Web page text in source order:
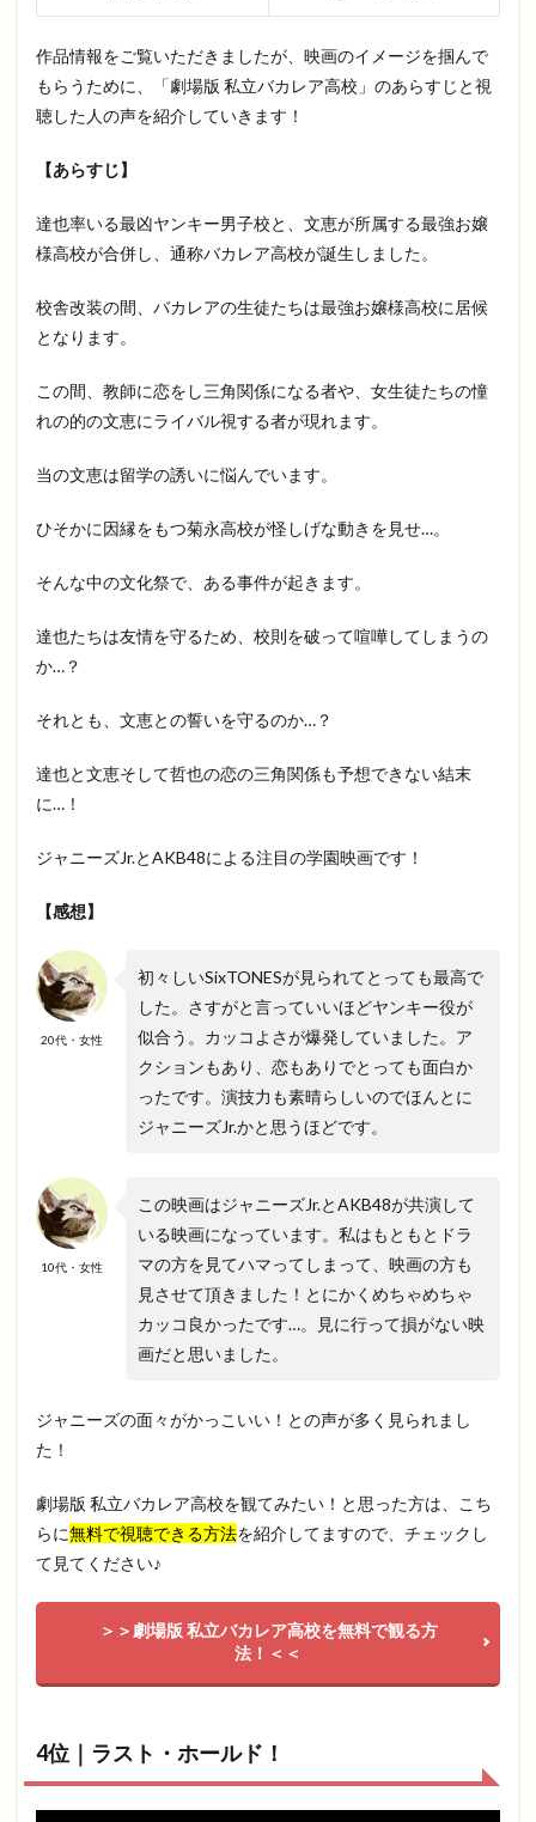
作品情報をご覧いただきましたが、映画のイメージを掴んで
もらうために、「劇場版 私立バカレア高校」のあらすじと視
聴した人の声を紹介していきます！
【あらすじ】
達也率いる最凶ヤンキー男子校と、文恵が所属する最強お嬢
様高校が合併し、通称バカレア高校が誕生しました。
校舎改装の間、バカレアの生徒たちは最強お嬢様高校に居候
となります。
この間、教師に恋をし三角関係になる者や、女生徒たちの憧
れの的の文恵にライバル視する者が現れます。
当の文恵は留学の誘いに悩んでいます。
ひそかに因縁をもつ菊永高校が怪しげな動きを見せ…。
そんな中の文化祭で、ある事件が起きます。
達也たちは友情を守るため、校則を破って喧嘩してしまうの
か…？
それとも、文恵との誓いを守るのか…？
達也と文恵そして哲也の恋の三角関係も予想できない結末
に…！
ジャニーズJr.とAKB48による注目の学園映画です！
【感想】
20代・女性
初々しいSixTONESが見られてとっても最高で
した。さすがと言っていいほどヤンキー役が
似合う。カッコよさが爆発していました。ア
クションもあり、恋もありでとっても面白か
ったです。演技力も素晴らしいのでほんとに
ジャニーズJr.かと思うほどです。
10代・女性
この映画はジャニーズJr.とAKB48が共演して
いる映画になっています。私はもともとドラ
マの方を見てハマってしまって、映画の方も
見させて頂きました！とにかくめちゃめちゃ
カッコ良かったです…。見に行って損がない映
画だと思いました。
ジャニーズの面々がかっこいい！との声が多く見られまし
た！
劇場版 私立バカレア高校を観てみたい！と思った方は、こち
らに無料で視聴できる方法を紹介してますので、チェックし
て見てください♪
＞＞劇場版 私立バカレア高校を無料で観る方
法！＜＜
4位｜ラスト・ホールド！